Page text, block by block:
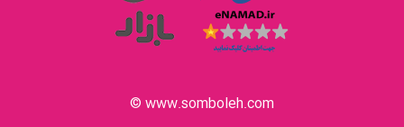
www.somboleh.com ©